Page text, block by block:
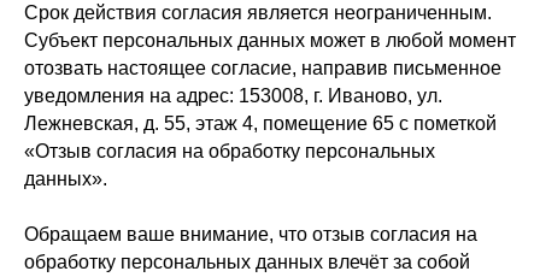
Срок действия согласия является неограниченным.
Субъект персональных данных может в любой момент
отозвать настоящее согласие, направив письменное
уведомления на адрес: 153008, г. Иваново, ул.
Лежневская, д. 55, этаж 4, помещение 65 с пометкой
«Отзыв согласия на обработку персональных
данных».
Обращаем ваше внимание, что отзыв согласия на
обработку персональных данных влечёт за собой